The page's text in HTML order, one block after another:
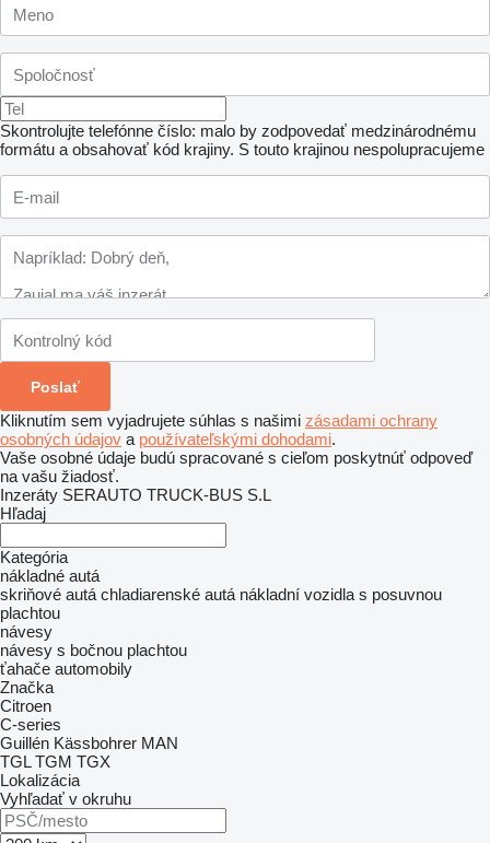
Skontrolujte telefónne číslo: malo by zodpovedať medzinárodnému
formátu a obsahovať kód krajiny. S touto krajinou nespolupracujeme
Kliknutím sem vyjadrujete súhlas s našimi zásadami ochrany
osobných údajov a používateľskými dohodami.
Vaše osobné údaje budú spracované s cieľom poskytnúť odpoveď
na vašu žiadosť.
Inzeráty SERAUTO TRUCK-BUS S.L
Hľadaj
Kategória
nákladné autá
skriňové autá chladiarenské autá nákladní vozidla s posuvnou
plachtou
návesy
návesy s bočnou plachtou
ťahače automobily
Značka
Citroen
C-series
Guillén Kässbohrer MAN
TGL TGM TGX
Lokalizácia
Vyhľadať v okruhu